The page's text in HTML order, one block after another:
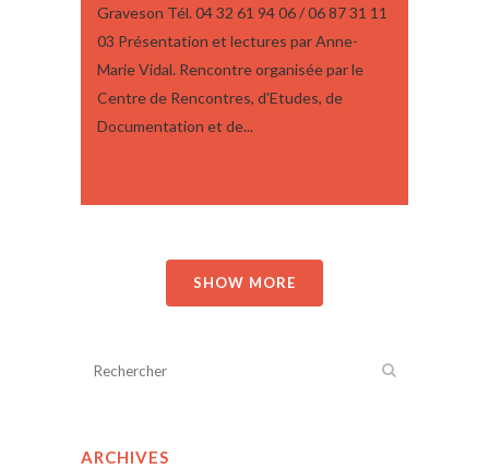
Graveson Tél. 04 32 61 94 06 / 06 87 31 11
03 Présentation et lectures par Anne-
Marie Vidal. Rencontre organisée par le
Centre de Rencontres, d'Etudes, de
Documentation et de...
SHOW MORE
ARCHIVES